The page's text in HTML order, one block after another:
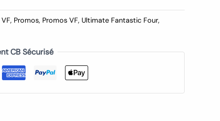
, Promos, Promos VF, Ultimate Fantastic Four,
CB Sécurisé